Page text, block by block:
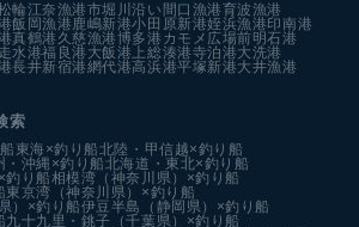
輪江奈漁港市堀川沿い 間口漁港育波漁港
飯岡漁港鹿嶋新港小田原新港姪浜漁港印南港
真鶴港 久慈漁港博多港カモメ広場前明石港
走水港福良港 大飯港 上総湊港寺泊港大洗港
長井新宿港網代港高浜港平塚新港大井漁港
索
東海×釣り船北陸・甲信越×釣り船
・沖縄×釣り船北海道・東北×釣り船
釣り船相模湾（神奈川県）×釣り船
東京湾（神奈川県）×釣り船
）×釣り船伊豆半島（静岡県）×釣り船
九十九里・銚子（千葉県）×釣り船